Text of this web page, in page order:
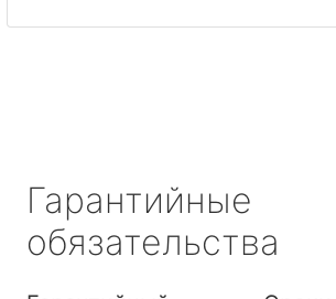
Гарантийные
обязательства